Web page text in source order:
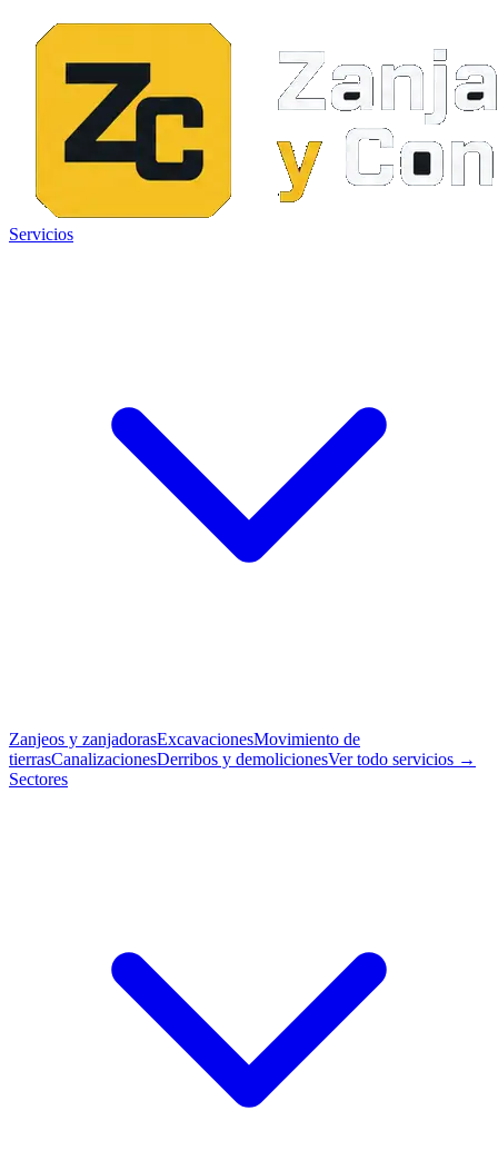
Servicios
Zanjeos y zanjadorasExcavacionesMovimiento de
tierrasCanalizacionesDerribos y demolicionesVer todo servicios →
Sectores